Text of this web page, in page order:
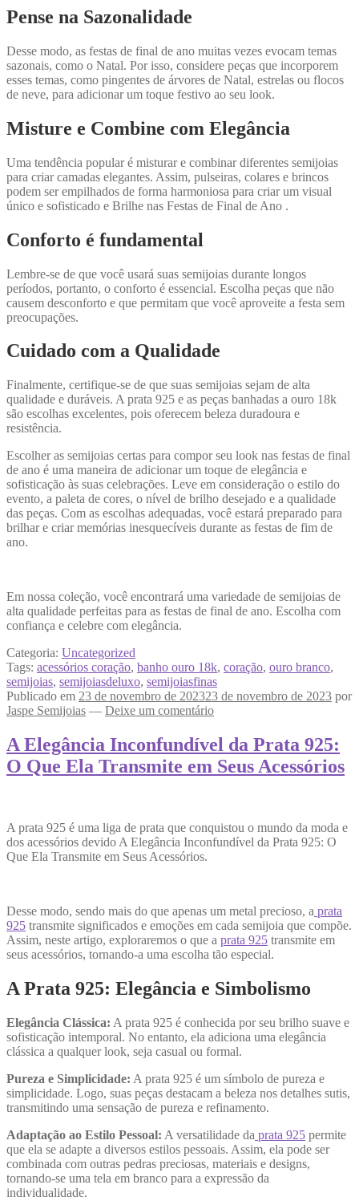
Pense na Sazonalidade
Desse modo, as festas de final de ano muitas vezes evocam temas
sazonais, como o Natal. Por isso, considere peças que incorporem
esses temas, como pingentes de árvores de Natal, estrelas ou flocos
de neve, para adicionar um toque festivo ao seu look.
Misture e Combine com Elegância
Uma tendência popular é misturar e combinar diferentes semijoias
para criar camadas elegantes. Assim, pulseiras, colares e brincos
podem ser empilhados de forma harmoniosa para criar um visual
único e sofisticado e Brilhe nas Festas de Final de Ano .
Conforto é fundamental
Lembre-se de que você usará suas semijoias durante longos
períodos, portanto, o conforto é essencial. Escolha peças que não
causem desconforto e que permitam que você aproveite a festa sem
preocupações.
Cuidado com a Qualidade
Finalmente, certifique-se de que suas semijoias sejam de alta
qualidade e duráveis. A prata 925 e as peças banhadas a ouro 18k
são escolhas excelentes, pois oferecem beleza duradoura e
resistência.
Escolher as semijoias certas para compor seu look nas festas de final
de ano é uma maneira de adicionar um toque de elegância e
sofisticação às suas celebrações. Leve em consideração o estilo do
evento, a paleta de cores, o nível de brilho desejado e a qualidade
das peças. Com as escolhas adequadas, você estará preparado para
brilhar e criar memórias inesquecíveis durante as festas de fim de
ano.
Em nossa coleção, você encontrará uma variedade de semijoias de
alta qualidade perfeitas para as festas de final de ano. Escolha com
confiança e celebre com elegância.
Categoria: Uncategorized
Tags: acessórios coração, banho ouro 18k, coração, ouro branco,
semijoias, semijoiasdeluxo, semijoiasfinas
Publicado em 23 de novembro de 202323 de novembro de 2023 por
Jaspe Semijoias — Deixe um comentário
A Elegância Inconfundível da Prata 925:
O Que Ela Transmite em Seus Acessórios
A prata 925 é uma liga de prata que conquistou o mundo da moda e
dos acessórios devido A Elegância Inconfundível da Prata 925: O
Que Ela Transmite em Seus Acessórios.
Desse modo, sendo mais do que apenas um metal precioso, a prata
925 transmite significados e emoções em cada semijoia que compõe.
Assim, neste artigo, exploraremos o que a prata 925 transmite em
seus acessórios, tornando-a uma escolha tão especial.
A Prata 925: Elegância e Simbolismo
Elegância Clássica: A prata 925 é conhecida por seu brilho suave e
sofisticação intemporal. No entanto, ela adiciona uma elegância
clássica a qualquer look, seja casual ou formal.
Pureza e Simplicidade: A prata 925 é um símbolo de pureza e
simplicidade. Logo, suas peças destacam a beleza nos detalhes sutis,
transmitindo uma sensação de pureza e refinamento.
Adaptação ao Estilo Pessoal: A versatilidade da prata 925 permite
que ela se adapte a diversos estilos pessoais. Assim, ela pode ser
combinada com outras pedras preciosas, materiais e designs,
tornando-se uma tela em branco para a expressão da
individualidade.